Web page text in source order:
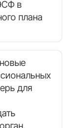
в
плана
для